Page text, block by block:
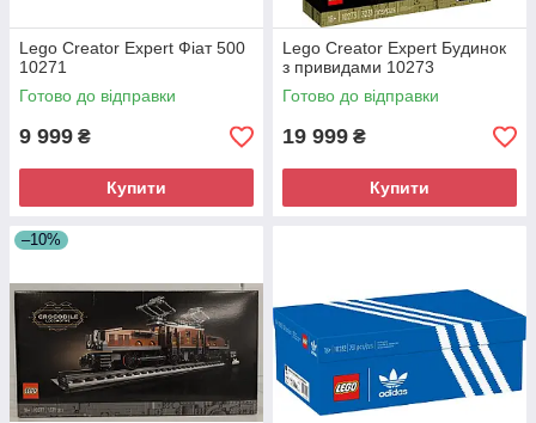
Lego Creator Expert Фіат 500
10271
Готово до відправки
9 999 ₴
Купити
Lego Creator Expert Будинок
з привидами 10273
Готово до відправки
19 999 ₴
Купити
–10%